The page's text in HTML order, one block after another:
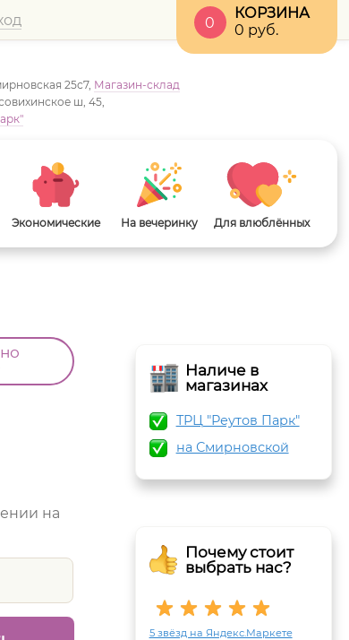
КОРЗИНА
0 руб.
0
25с7, Магазин-склад
ш, 45,
Экономические На вечеринку Для влюблённых
Наличе в
магазинах
ТРЦ "Реутов Парк"
на Смирновской
Почему стоит
выбрать нас?
5 звёзд на Яндекс.Маркете
на